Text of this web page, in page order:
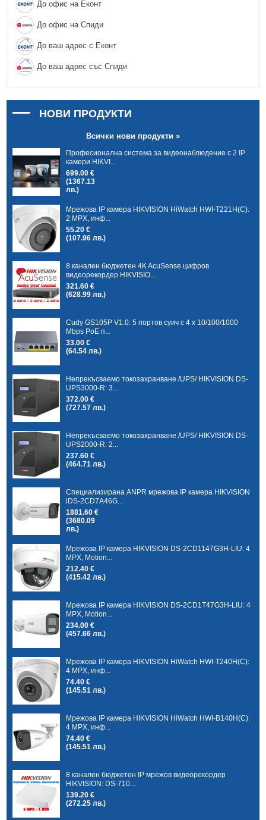
До офис на Еконт
До офис на Спиди
До ваш адрес с Еконт
До ваш адрес със Спиди
НОВИ ПРОДУКТИ
Всички нови продукти »
Професионална система за видеонаблюдение с 2 IP
камери HIKVI...
699.00 €
(1367.13
лв.)
Мрежова IP камера HIKVISION HiWatch HWI-T221H(C):
2 MPX, инф...
55.20 €
(107.96 лв.)
8 канален бюджетен 4K AcuSense цифров
видеорекордер HIKVISIO...
321.60 €
(628.99 лв.)
Cudy GS105P V1.0: 5 портов суич с 4 x 10/100/1000
Mbps PoE п...
33.00 €
(64.54 лв.)
Непрекъсваемо токозахранване /UPS/ HIKVISION DS-
UPS3000-R: 3...
372.00 €
(727.57 лв.)
Непрекъсваемо токозахранване /UPS/ HIKVISION DS-
UPS2000-R: 2...
237.60 €
(464.71 лв.)
Специализирана ANPR мрежова IP камера HIKVISION
iDS-2CD7A46G...
1881.60 €
(3680.09
лв.)
Мрежова IP камера HIKVISION DS-2CD1147G3H-LIU: 4
MPX, Motion...
212.40 €
(415.42 лв.)
Мрежова IP камера HIKVISION DS-2CD1T47G3H-LIU: 4
MPX, Motion...
234.00 €
(457.66 лв.)
Мрежова IP камера HIKVISION HiWatch HWI-T240H(C):
4 MPX, инф...
74.40 €
(145.51 лв.)
Мрежова IP камера HIKVISION HiWatch HWI-B140H(C):
4 MPX, инф...
74.40 €
(145.51 лв.)
8 канален бюджетен IP мрежов видеорекордер
HIKVISION: DS-710...
139.20 €
(272.25 лв.)